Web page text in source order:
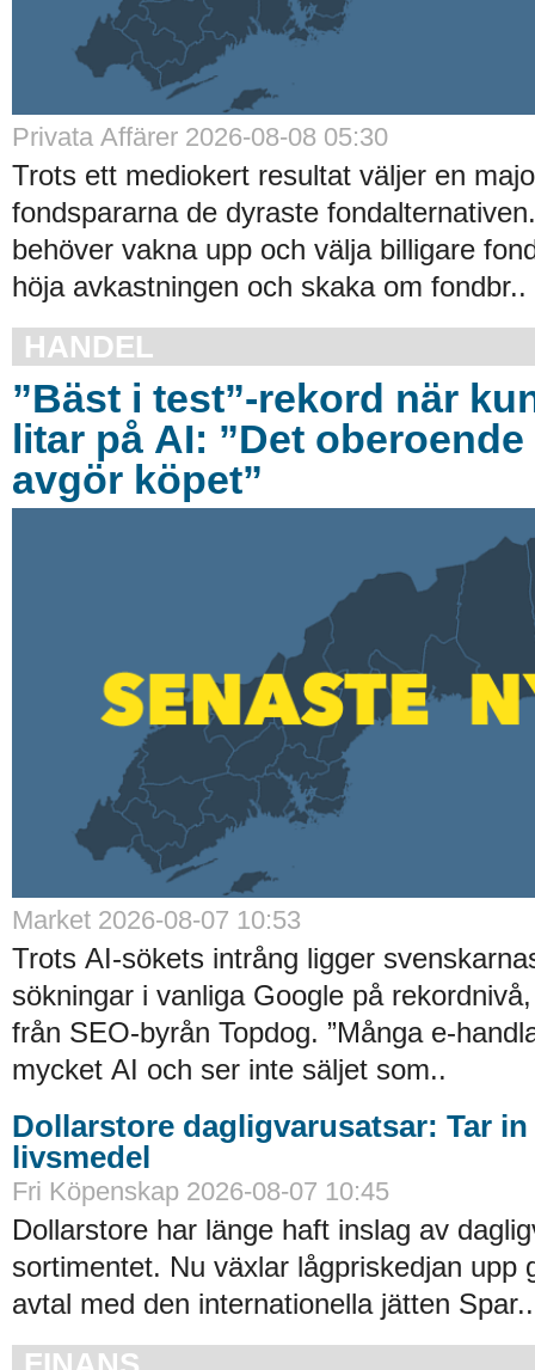
Privata Affärer 2026-08-08 05:30
Trots ett mediokert resultat väljer en
fondspararna de dyraste
behöver vakna upp och välja billigare
höja avkastningen och skaka om fondbr..
HANDEL
”Bäst i test”-rekord när
litar på AI: ”Det
avgör köpet”
Market 2026-08-07 10:53
Trots AI-sökets intrång ligger
sökningar i vanliga Google på
från SEO-byrån Topdog. ”Många e-
mycket AI och ser inte säljet som..
Dollarstore dagligvarusatsar: Tar in
livsmedel
Fri Köpenskap 2026-08-07 10:45
Dollarstore har länge haft inslag av
sortimentet. Nu växlar lågpriskedjan upp
avtal med den internationella jätten